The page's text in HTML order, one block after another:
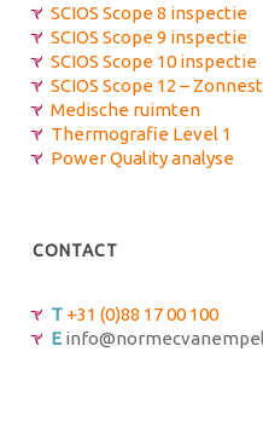
SCIOS Scope 8 inspectie
SCIOS Scope 9 inspectie
SCIOS Scope 10 inspectie
SCIOS Scope 12 –
Medische ruimten
Thermografie Level 1
Power Quality analyse
CONTACT
T +31 (0)88 17 00 100
E